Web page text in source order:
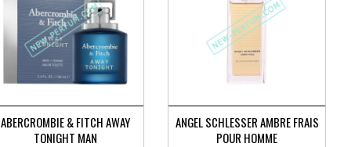
ABERCROMBIE & FITCH AWAY
TONIGHT MAN
ANGEL SCHLESSER AMBRE FRAIS
POUR HOMME